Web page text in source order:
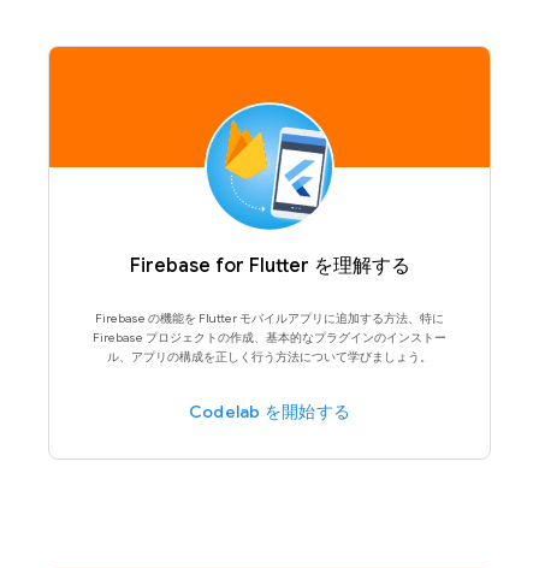
Firebase for Flutter を理解する
Firebase の機能を Flutter モバイルアプリに追加する方法、特に
Firebase プロジェクトの作成、基本的なプラグインのインストー
ル、アプリの構成を正しく行う方法について学びましょう。
Codelab を開始する